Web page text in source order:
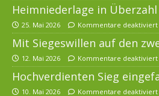
Heimniederlage in Überzahl
25. Mai 2026 Kommentare deaktiviert
Mit Siegeswillen auf den
12. Mai 2026 Kommentare deaktiviert
Hochverdienten Sieg
10. Mai 2026 Kommentare deaktiviert